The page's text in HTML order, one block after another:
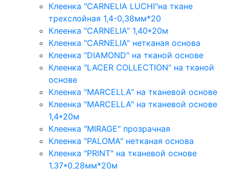
Клеенка "CARNELIA LUCHI"на ткане
трехслойная 1,4-0,38мм*20
Клеенка "CARNELIA" 1,40*20м
Клеенка "CARNELIA" нетканая основа
Клеенка "DIAMOND" на тканой основе
Клеенка "LACER COLLECTION" на тканой
основе
Клеенка "MARCELLA" на тканевой основе
Клеенка "MARCELLA" на тканевой основе
1,4*20м
Клеенка "MIRAGE" прозрачная
Клеенка "PALOMA" нетканая основа
Клеенка "PRINT" на тканевой основе
1,37*0,28мм*20м